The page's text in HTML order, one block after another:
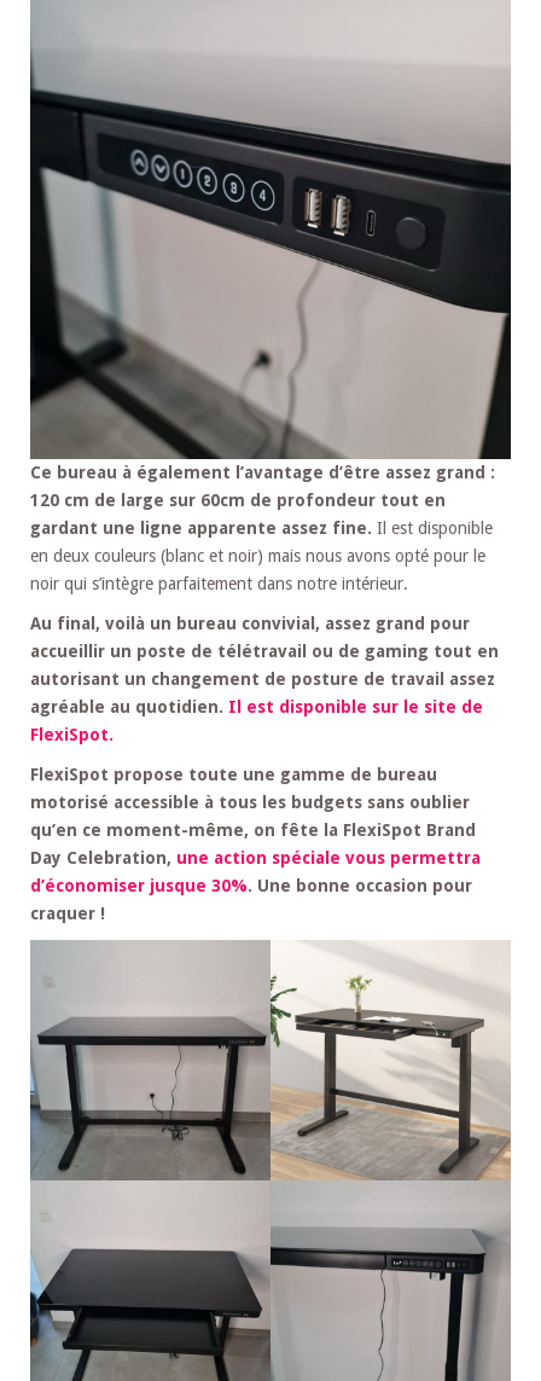
Ce bureau à également l’avantage d’être assez grand :
120 cm de large sur 60cm de profondeur tout en
gardant une ligne apparente assez fine. Il est disponible
en deux couleurs (blanc et noir) mais nous avons opté pour le
noir qui s’intègre parfaitement dans notre intérieur.
Au final, voilà un bureau convivial, assez grand pour
accueillir un poste de télétravail ou de gaming tout en
autorisant un changement de posture de travail assez
agréable au quotidien. Il est disponible sur le site de
FlexiSpot.
FlexiSpot propose toute une gamme de bureau
motorisé accessible à tous les budgets sans oublier
qu’en ce moment-même, on fête la FlexiSpot Brand
Day Celebration, une action spéciale vous permettra
d’économiser jusque 30%. Une bonne occasion pour
craquer !